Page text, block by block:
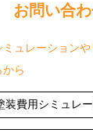
お問い合
ュレーション
ら
装費用シミュレ